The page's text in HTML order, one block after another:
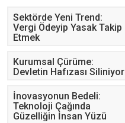
Sektörde Yeni Trend:
Vergi Ödeyip Yasak Takip
Etmek
Kurumsal Çürüme:
Devletin Hafızası Siliniyor
İnovasyonun Bedeli:
Teknoloji Çağında
Güzelliğin İnsan Yüzü